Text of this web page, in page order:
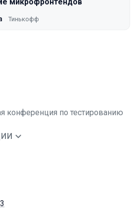
Тинькофф
конференция по тестированию